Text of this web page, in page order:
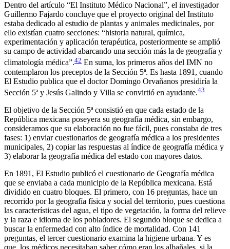
Dentro del artículo “El Instituto Médico Nacional”, el investigador
Guillermo Fajardo concluye que el proyecto original del Instituto
estaba dedicado al estudio de plantas y animales medicinales, por
ello existían cuatro secciones: “historia natural, química,
experimentación y aplicación terapéutica, posteriormente se amplió
su campo de actividad abarcando una sección más la de geografía y
climatología médica”.42 En suma, los primeros años del IMN no
contemplaron los preceptos de la Sección 5ª. Es hasta 1891, cuando
El Estudio publica que el doctor Domingo Orvañanos presidiría la
Sección 5ª y Jesús Galindo y Villa se convirtió en ayudante.43
El objetivo de la Sección 5ª consistió en que cada estado de la
República mexicana poseyera su geografía médica, sin embargo,
consideramos que su elaboración no fue fácil, pues constaba de tres
fases: 1) enviar cuestionarios de geografía médica a los presidentes
municipales, 2) copiar las respuestas al índice de geografía médica y
3) elaborar la geografía médica del estado con mayores datos.
En 1891, El Estudio publicó el cuestionario de Geografía médica
que se enviaba a cada municipio de la República mexicana. Está
dividido en cuatro bloques. El primero, con 16 preguntas, hace un
recorrido por la geografía física y social del territorio, pues cuestiona
las características del agua, el tipo de vegetación, la forma del relieve
y la raza e idioma de los pobladores. El segundo bloque se dedica a
buscar la enfermedad con alto índice de mortalidad. Con 141
preguntas, el tercer cuestionario examina la higiene urbana. Y es